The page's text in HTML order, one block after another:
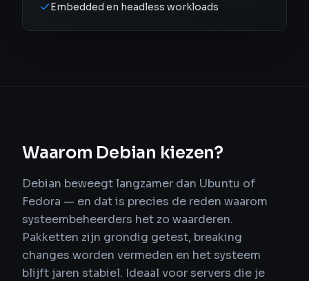
Embedded en headless workloads
Waarom Debian kiezen?
Debian beweegt langzamer dan Ubuntu of
Fedora — en dat is precies de reden waarom
systeembeheerders het zo waarderen.
Pakketten zijn grondig getest, breaking
changes worden vermeden en het systeem
blijft jaren stabiel. Ideaal voor servers die je